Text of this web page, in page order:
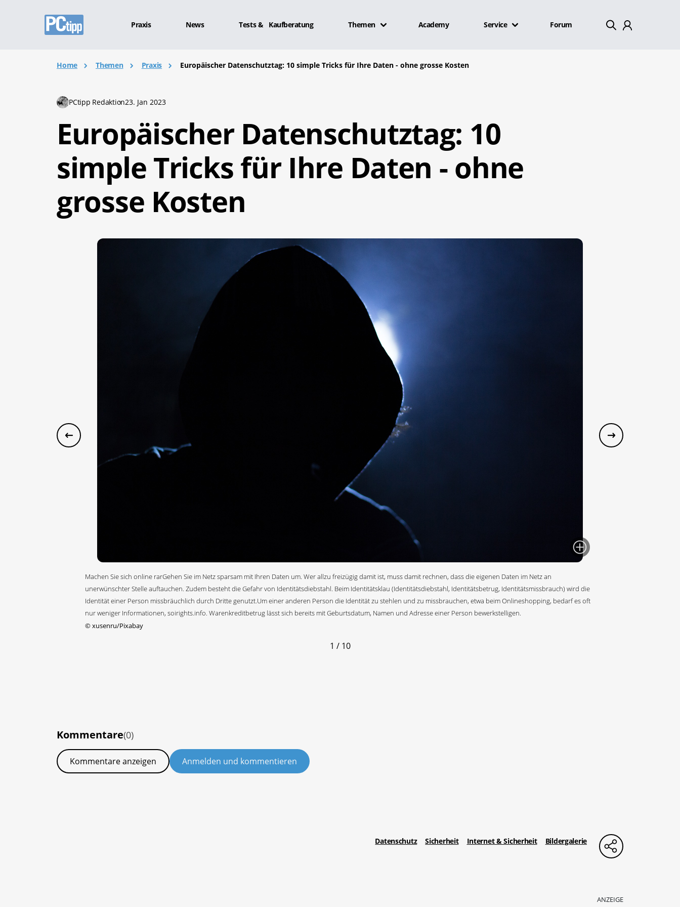
Praxis News Tests & Kaufberatung Themen Academy Service Forum
Home Themen Praxis Europäischer Datenschutztag: 10 simple Tricks für Ihre Daten - ohne grosse Kosten
PCtipp Redaktion23. Jan 2023
Europäischer Datenschutztag: 10
simple Tricks für Ihre Daten - ohne
grosse Kosten
Machen Sie sich online rarGehen Sie im Netz sparsam mit Ihren Daten um. Wer allzu freizügig damit ist, muss damit rechnen, dass die eigenen Daten im Netz an
unerwünschter Stelle auftauchen. Zudem besteht die Gefahr von Identitätsdiebstahl. Beim Identitätsklau (Identitätsdiebstahl, Identitätsbetrug, Identitätsmissbrauch) wird die
Identität einer Person missbräuchlich durch Dritte genutzt.Um einer anderen Person die Identität zu stehlen und zu missbrauchen, etwa beim Onlineshopping, bedarf es oft
nur weniger Informationen, soirights.info. Warenkreditbetrug lässt sich bereits mit Geburtsdatum, Namen und Adresse einer Person bewerkstelligen.
©xusenru/Pixabay
1 / 10
Kommentare(0)
Kommentare anzeigen Anmelden und kommentieren
Datenschutz Sicherheit Internet & Sicherheit Bildergalerie
ANZEIGE